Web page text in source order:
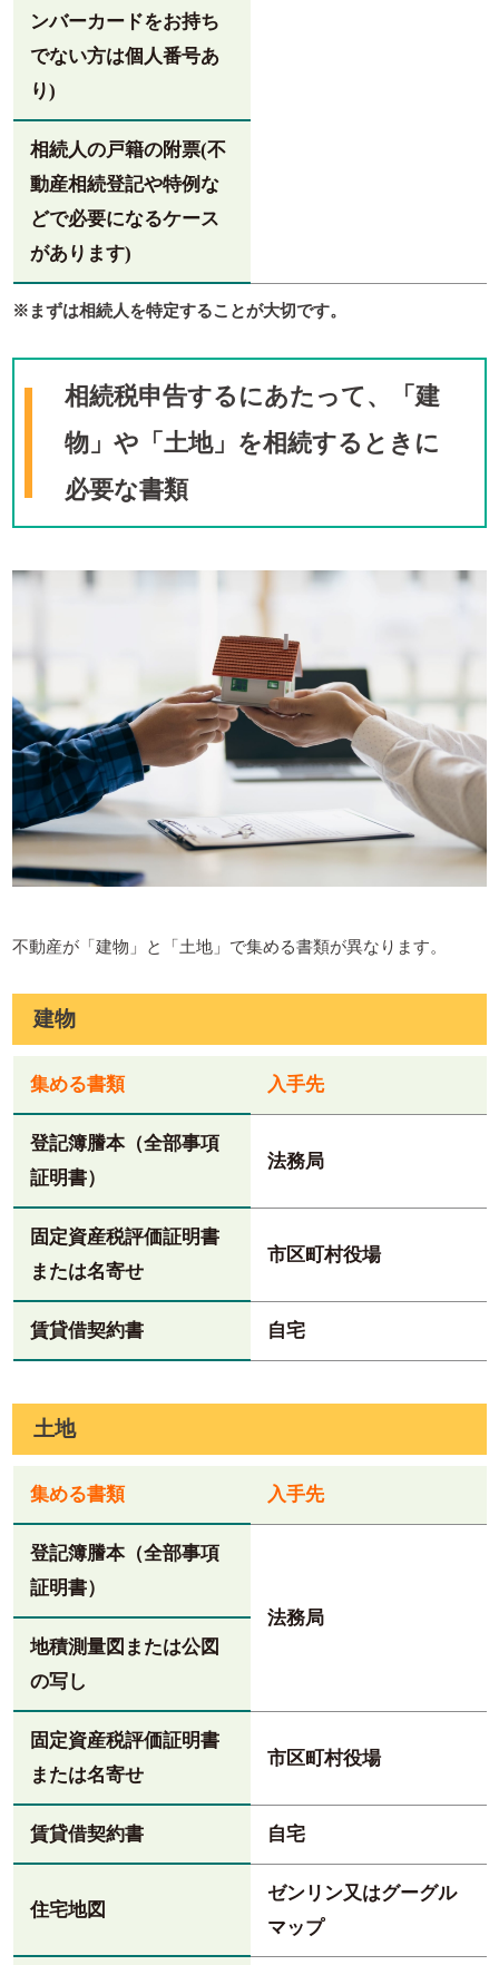
ンバーカードをお持ち
でない方は個人番号あ
り)
相続人の戸籍の附票(不
動産相続登記や特例な
どで必要になるケース
があります)
※まずは相続人を特定することが大切です。
相続税申告するにあたって、「建
物」や「土地」を相続するときに
必要な書類
不動産が「建物」と「土地」で集める書類が異なります。
建物
集める書類 入手先
登記簿謄本（全部事項
証明書）
法務局
固定資産税評価証明書
または名寄せ
市区町村役場
賃貸借契約書 自宅
土地
集める書類 入手先
登記簿謄本（全部事項
証明書）
法務局
地積測量図または公図
の写し
固定資産税評価証明書
または名寄せ
市区町村役場
賃貸借契約書 自宅
住宅地図
ゼンリン又はグーグル
マップ